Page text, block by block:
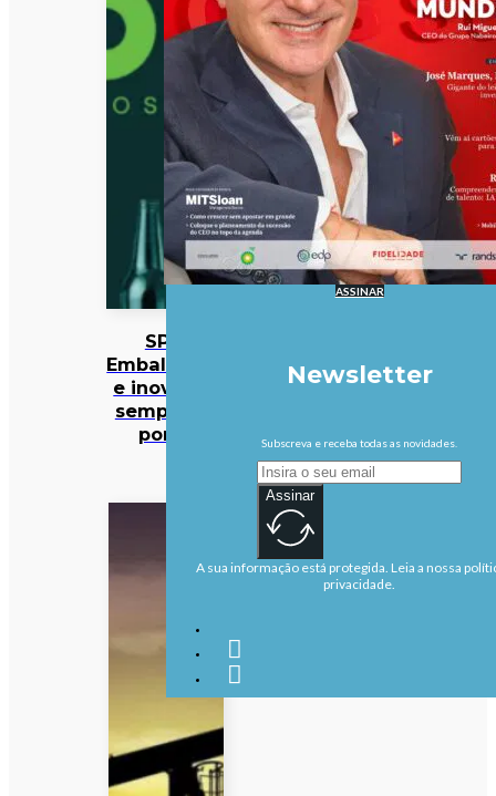
SPV:
Embalagens
e inovação
sempre no
ponto
ASSINAR
Newsletter
Subscreva e receba todas as novidades.
Assinar
A sua informação está protegida. Leia a nossa
privacidade.